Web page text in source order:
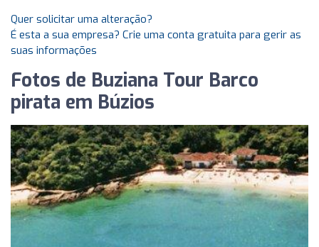
Quer solicitar uma alteração?
É esta a sua empresa? Crie uma conta gratuita para gerir as
suas informações
Fotos de Buziana Tour Barco
pirata em Búzios